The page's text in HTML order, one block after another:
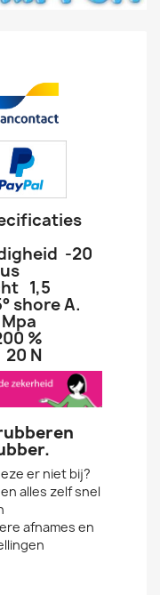
-20
1,5
shore A.
%
N
er niet bij?
alles zelf snel
afnames en